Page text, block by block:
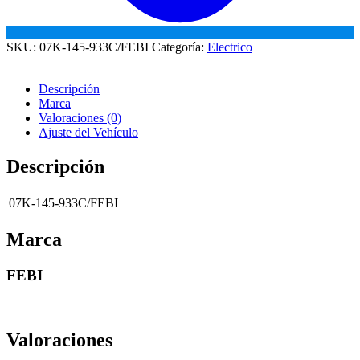
SKU: 07K-145-933C/FEBI Categoría: Electrico
Descripción
Marca
Valoraciones (0)
Ajuste del Vehículo
Descripción
07K-145-933C/FEBI
Marca
FEBI
Valoraciones